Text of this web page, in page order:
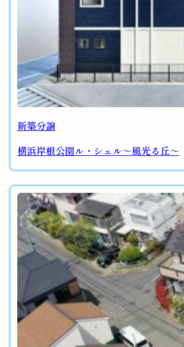
新築分譲
横浜岸根公園ル・シェル～風光る丘～